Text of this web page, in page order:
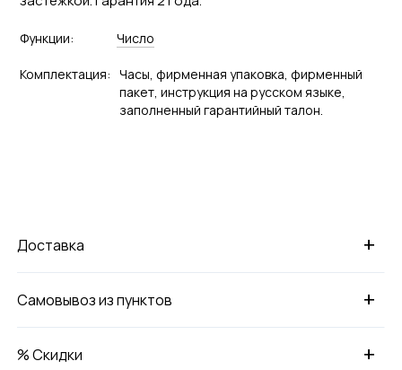
Функции: Число
Комплектация: Часы, фирменная упаковка, фирменный
пакет, инструкция на русском языке,
заполненный гарантийный талон.
+
Доставка
+
Самовывоз из пунктов
+
% Скидки